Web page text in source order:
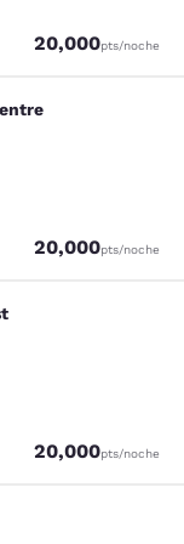
20,000pts
Puntos /noche
bueno. 900 reseñas
20,000pts
Puntos /noche
1169 reseñas
20,000pts
Puntos /noche